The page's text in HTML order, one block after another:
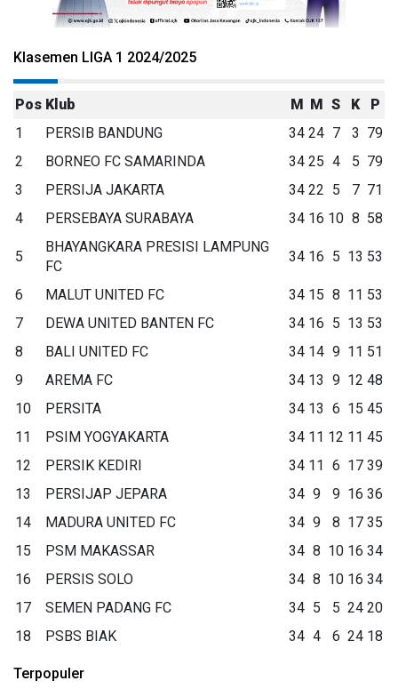
Klasemen LIGA 1 2024/2025
Pos Klub M M S K
P
1
PERSIB BANDUNG 34 24 7 3 79
2
BORNEO FC SAMARINDA 34 25 4 5 79
3
PERSIJA JAKARTA 34 22 5 7 71
4
PERSEBAYA SURABAYA 34 16 10 8 58
5
BHAYANGKARA PRESISI LAMPUNG
FC
34 16 5 13 53
6 MALUT UNITED FC 34 15 8 11 53
7
DEWA UNITED BANTEN FC 34 16 5 13 53
8
BALI UNITED FC 34 14 9 11 51
9
AREMA FC 34 13 9 12 48
10
PERSITA 34 13 6 15 45
11
PSIM YOGYAKARTA 34 11 12 11 45
12
PERSIK KEDIRI 34 11 6 17 39
13
PERSIJAP JEPARA 34 9 9 16 36
14
MADURA UNITED FC 34 9 8 17 35
15
PSM MAKASSAR 34 8 10 16 34
16
PERSIS SOLO 34 8 10 16 34
17
SEMEN PADANG FC 34 5 5 24 20
18
PSBS BIAK 34 4 6 24 18
Terpopuler